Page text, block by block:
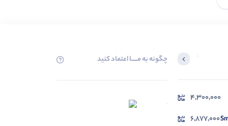
آخرین محصولاتی که بازدید کردید
4,300,000
6,877,000
در حال بارگیری ...
مشاهده محصولات
چگونه به مــــــا اعتماد کنید